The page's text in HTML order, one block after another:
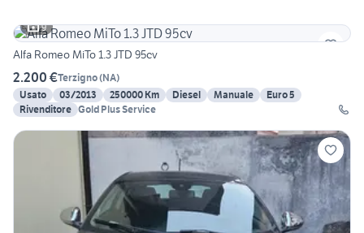
9
Alfa Romeo MiTo 1.3 JTD 95cv
2.200 €Terzigno(NA)
Usato
03/2013 250000 Km Diesel Manuale
Euro 5
Rivenditore Gold Plus Service